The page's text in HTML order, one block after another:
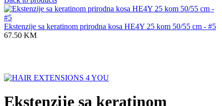
Ekstenzije sa keratinom prirodna kosa HE4Y 25 kom 50/55 cm - #5
67.50 KM
Ekstenzije sa keratinom